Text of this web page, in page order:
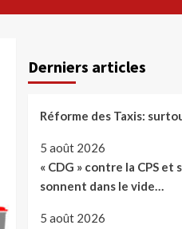
Derniers articles
Réforme des Taxis:
5 août 2026
« CDG » contre la CPS
sonnent dans le vide…
5 août 2026